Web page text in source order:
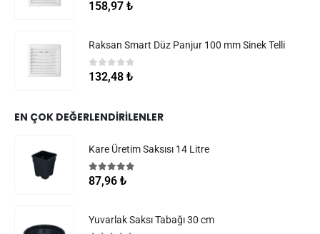
0 5 üzerinden
158,97 ₺
Raksan Smart Düz Panjur 100 mm Sinek Telli
05 üzerinden
132,48 ₺
EN ÇOK DEĞERLENDIRILENLER
Kare Üretim Saksısı 14 Litre
5.005 üzerinden
87,96 ₺
Yuvarlak Saksı Tabağı 30 cm